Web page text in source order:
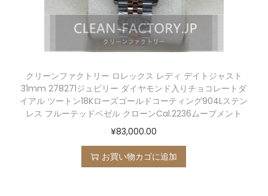
クリーンファクトリー ロレックス レディ デイトジャスト
31mm 278271ジュビリー ダイヤモンド入りチョコレートダ
イアル ツートン18Kローズゴールドコーティング904Lステン
レス フルーテッドベゼル クローンCal.2236ムーブメント
¥83,000.00
お買い物カゴに追加